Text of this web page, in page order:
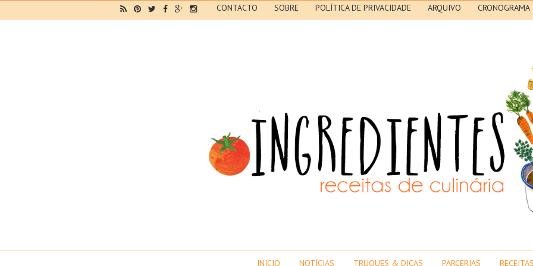
CONTACTO SOBRE POLÍTICA DE PRIVACIDADE ARQUIVO CRONOGRAMA
INICIO NOTÍCIAS TRUQUES & DICAS PARCERIAS